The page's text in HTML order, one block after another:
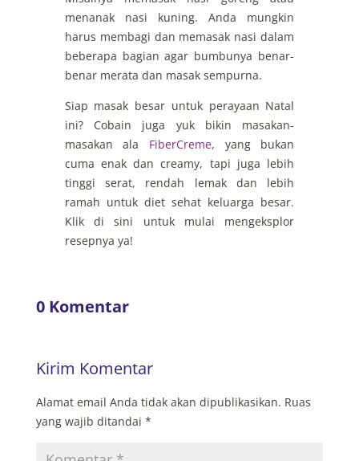
menanak nasi kuning. Anda mungkin
harus membagi dan memasak nasi dalam
beberapa bagian agar bumbunya benar-
benar merata dan masak sempurna.
Siap masak besar untuk perayaan Natal
ini? Cobain juga yuk bikin masakan-
masakan ala FiberCreme, yang bukan
cuma enak dan creamy, tapi juga lebih
tinggi serat, rendah lemak dan lebih
ramah untuk diet sehat keluarga besar.
Klik di sini untuk mulai mengeksplor
resepnya ya!
0 Komentar
Kirim Komentar
Alamat email Anda tidak akan dipublikasikan. Ruas
yang wajib ditandai *